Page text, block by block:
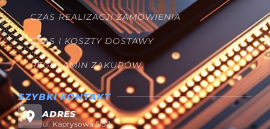
CZAS REALIZACJI ZAMÓWIENIA
CZAS I KOSZTY DOSTAWY
REGULAMIN ZAKUPÓW
SZYBKI KONTAKT
ADRES
ul. Kaprysowa 5/57